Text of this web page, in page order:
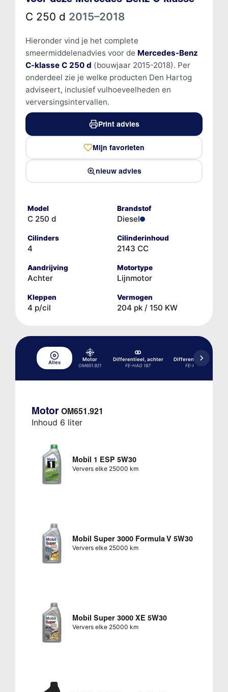
C 250 d 2015–2018
Hieronder vind je het complete
smeermiddelenadvies voor de Mercedes-Benz
C-klasse C 250 d (bouwjaar 2015-2018). Per
onderdeel zie je welke producten Den Hartog
adviseert, inclusief vulhoeveelheden en
verversingsintervallen.
Print advies
Mijn favorieten
nieuw advies
Model
C 250 d
Brandstof
Diesel
Cilinders
4
Cilinderinhoud
2143 CC
Aandrijving
Achter
Motortype
Lijnmotor
Kleppen
4 p/cil
Vermogen
204 pk / 150 KW
Alles
Motor
OM651.921
Differentieel, achter
FE-HAG 187
Differentieel, achter
FE-HAG 200
Motor OM651.921
Inhoud 6 liter
Mobil 1 ESP 5W30
Ververs elke 25000 km
Mobil Super 3000 Formula V 5W30
Ververs elke 25000 km
Mobil Super 3000 XE 5W30
Ververs elke 25000 km